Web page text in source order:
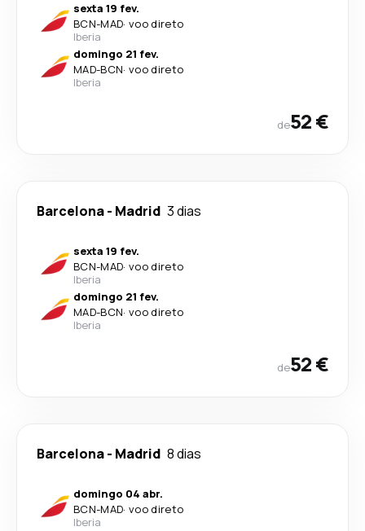
sexta 19 fev.
BCN-MAD· voo direto
Iberia
domingo 21 fev.
MAD-BCN· voo direto
Iberia
de52 €
Barcelona- Madrid 3 dias
sexta 19 fev.
BCN-MAD· voo direto
Iberia
domingo 21 fev.
MAD-BCN· voo direto
Iberia
de52 €
Barcelona- Madrid 8 dias
domingo 04 abr.
BCN-MAD· voo direto
Iberia